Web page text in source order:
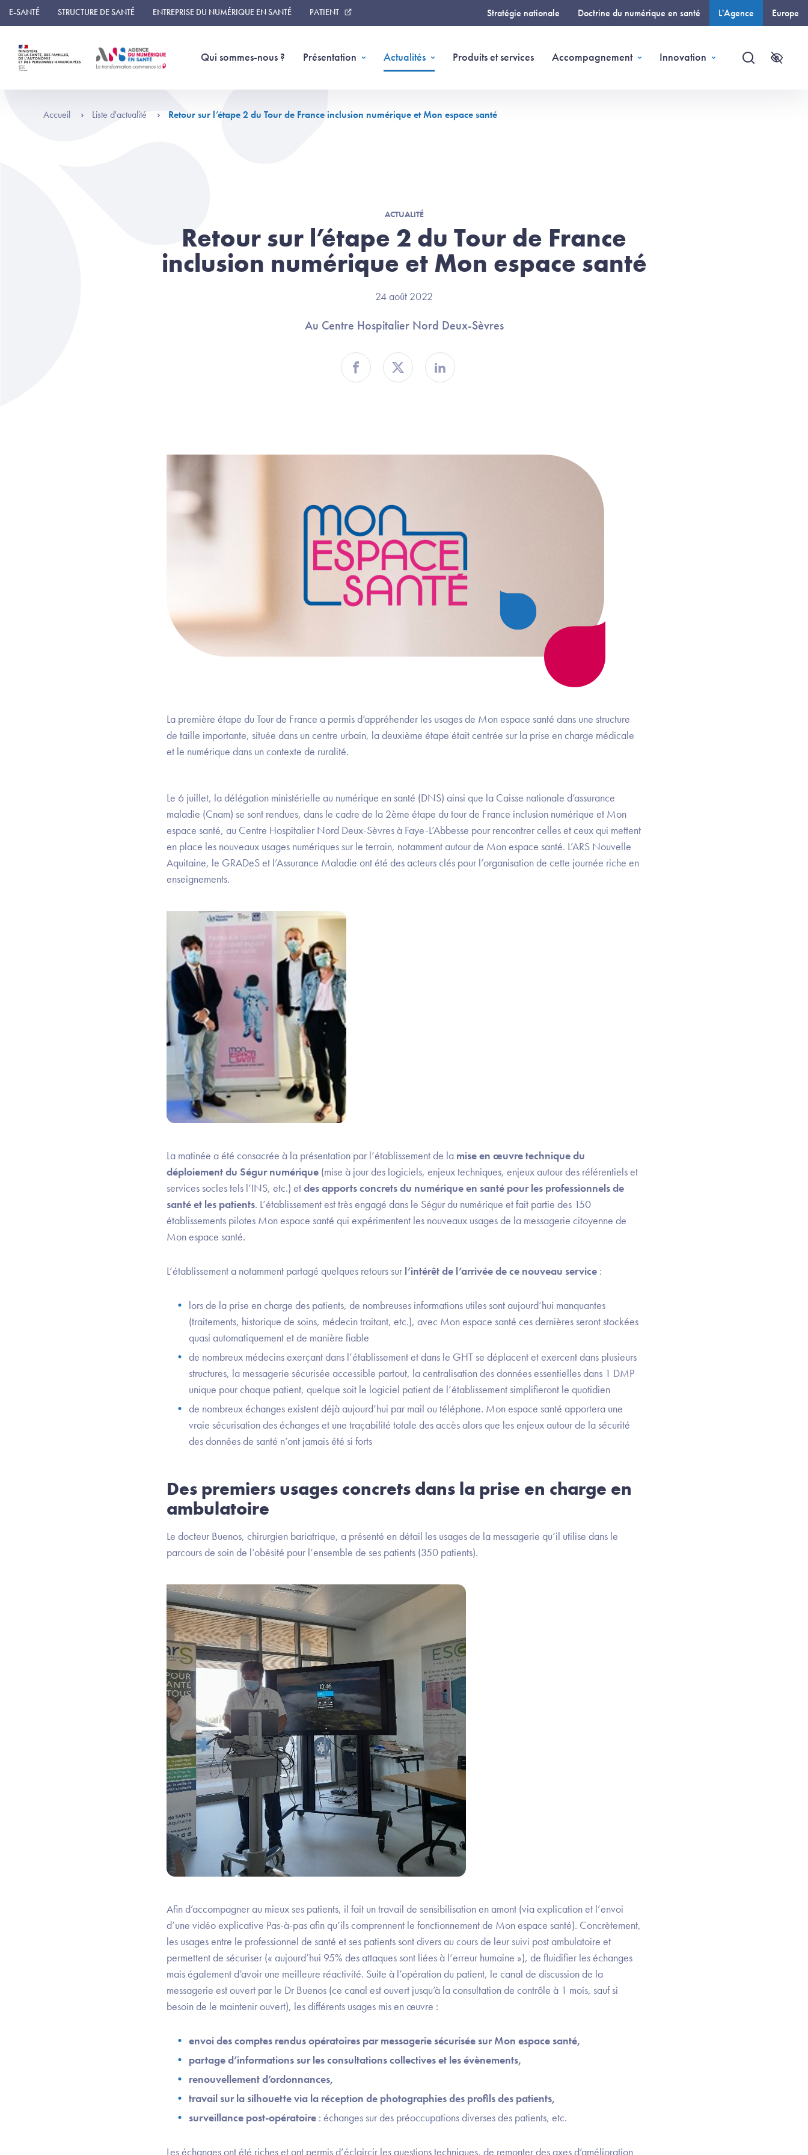
Panneau de gestion des cookies
E-SANTÉ STRUCTURE DE SANTÉ ENTREPRISE DU NUMÉRIQUE EN SANTÉ PATIENT Stratégie nationale Doctrine du numérique en santé L'Agence Europe
Qui sommes-nous ? Présentation Actualités Produits et services Accompagnement Innovation
Recherche
Accueil Liste d'actualité Retour sur l’étape 2 du Tour de France inclusion numérique et Mon espace santé
ACTUALITÉ
Retour sur l’étape 2 du Tour de France
inclusion numérique et Mon espace santé
24 août 2022
Au Centre Hospitalier Nord Deux-Sèvres
Partager sur Facebook
Partager sur TwitterPartager sur Linkedin
La première étape du Tour de France a permis d’appréhender les usages de Mon espace santé dans une structure
de taille importante, située dans un centre urbain, la deuxième étape était centrée sur la prise en charge médicale
et le numérique dans un contexte de ruralité.
Le 6 juillet, la délégation ministérielle au numérique en santé (DNS) ainsi que la Caisse nationale d’assurance
maladie (Cnam) se sont rendues, dans le cadre de la 2ème étape du tour de France inclusion numérique et Mon
espace santé, au Centre Hospitalier Nord Deux-Sèvres à Faye-L’Abbesse pour rencontrer celles et ceux qui mettent
en place les nouveaux usages numériques sur le terrain, notamment autour de Mon espace santé. L’ARS Nouvelle
Aquitaine, le GRADeS et l’Assurance Maladie ont été des acteurs clés pour l’organisation de cette journée riche en
enseignements.
La matinée a été consacrée à la présentation par l’établissement de la mise en œuvre technique du
déploiement du Ségur numérique (mise à jour des logiciels, enjeux techniques, enjeux autour des référentiels et
services socles tels l’INS, etc.) etdes apports concrets du numérique en santé pour les professionnels de
santé et les patients. L’établissement est très engagé dans le Ségur du numérique et fait partie des 150
établissements pilotes Mon espace santé qui expérimentent les nouveaux usages de la messagerie citoyenne de
Mon espace santé.
L’établissement a notamment partagé quelques retours sur l’intérêt de l’arrivée de ce nouveau service :
lors de la prise en charge des patients, de nombreuses informations utiles sont aujourd’hui manquantes
(traitements, historique de soins, médecin traitant, etc.), avec Mon espace santé ces dernières seront stockées
quasi automatiquement et de manière fiable
de nombreux médecins exerçant dans l’établissement et dans le GHT se déplacent et exercent dans plusieurs
structures, la messagerie sécurisée accessible partout, la centralisation des données essentielles dans 1 DMP
unique pour chaque patient, quelque soit le logiciel patient de l’établissement simplifieront le quotidien
de nombreux échanges existent déjà aujourd’hui par mail ou téléphone. Mon espace santé apportera une
vraie sécurisation des échanges et une traçabilité totale des accès alors que les enjeux autour de la sécurité
des données de santé n’ont jamais été si forts
Des premiers usages concrets dans la prise en charge en
ambulatoire
Le docteur Buenos, chirurgien bariatrique, a présenté en détail les usages de la messagerie qu’il utilise dans le
parcours de soin de l’obésité pour l’ensemble de ses patients (350 patients).
Afin d’accompagner au mieux ses patients, il fait un travail de sensibilisation en amont (via explication et l’envoi
d’une vidéo explicative Pas-à-pas afin qu’ils comprennent le fonctionnement de Mon espace santé). Concrètement,
les usages entre le professionnel de santé et ses patients sont divers au cours de leur suivi post ambulatoire et
permettent de sécuriser (« aujourd’hui 95% des attaques sont liées à l’erreur humaine »), de fluidifier les échanges
mais également d’avoir une meilleure réactivité. Suite à l’opération du patient, le canal de discussion de la
messagerie est ouvert par le Dr Buenos (ce canal est ouvert jusqu’à la consultation de contrôle à 1 mois, sauf si
besoin de le maintenir ouvert), les différents usages mis en œuvre :
envoi des comptes rendus opératoires par messagerie sécurisée sur Mon espace santé,
partage d’informations sur les consultations collectives et les évènements,
renouvellement d’ordonnances,
travail sur la silhouette via la réception de photographies des profils des patients,
surveillance post-opératoire : échanges sur des préoccupations diverses des patients, etc.
Les échanges ont été riches et ont permis d’éclaircir les questions techniques, de remonter des axes d’amélioration